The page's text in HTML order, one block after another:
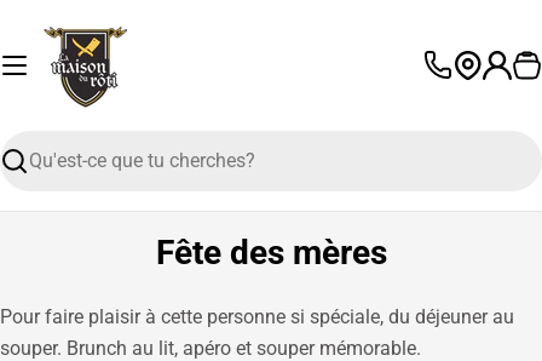
contenu
Recherche
L
u
Fête des mères
Pour faire plaisir à cette personne si spéciale, du déjeuner au
souper. Brunch au lit, apéro et souper mémorable.